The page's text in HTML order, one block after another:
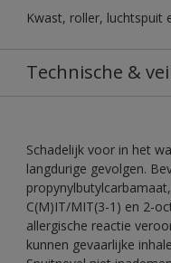
Kwast, roller, luchtspuit
Technische &
Schadelijk voor in het
langdurige gevolgen.
C(M)IT/MIT(3-1) en 2-
allergische reactie
kunnen gevaarlijke